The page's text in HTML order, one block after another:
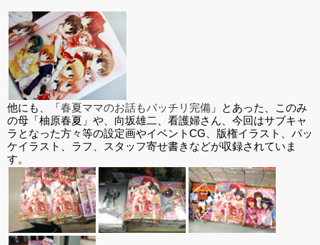
他にも、「春夏ママのお話もバッチリ完備 」とあった、このみ
の母「柚原春夏」や、向坂雄二、看護婦さん、今回はサブキャ
ラとなった方々等の設定画やイベントCG、版権イラスト、パッ
ケイラスト、ラフ、スタッフ寄せ書きなどが収録されていま
す。